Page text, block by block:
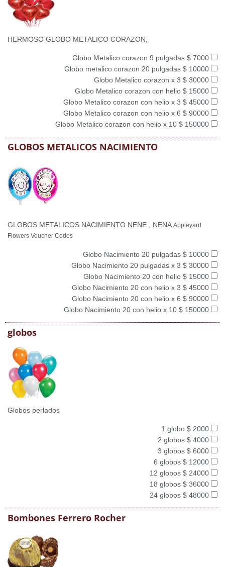
HERMOSO GLOBO METALICO CORAZON,
Globo Metalico corazon 9 pulgadas $ 7000
Globo metalico corazon 20 pulgadas $ 10000
Globo Metalico corazon x 3 $ 30000
Globo Metalico corazon con helio $ 15000
Globo Metalico corazon con helio x 3 $ 45000
Globo Metalico corazon con helio x 6 $ 90000
Globo Metalico corazon con helio x 10 $ 150000
GLOBOS METALICOS NACIMIENTO
GLOBOS METALICOS NACIMIENTO NENE , NENA Appleyard
Flowers Voucher Codes
Globo Nacimiento 20 pulgadas $ 10000
Globo Nacimiento 20 pulgadas x 3 $ 30000
Globo Nacimiento 20 con helio $ 15000
Globo Nacimiento 20 con helio x 3 $ 45000
Globo Nacimiento 20 con helio x 6 $ 90000
Globo Nacimiento 20 con helio x 10 $ 150000
globos
Globos perlados
1 globo $ 2000
2 globos $ 4000
3 globos $ 6000
6 globos $ 12000
12 globos $ 24000
18 globos $ 36000
24 globos $ 48000
Bombones Ferrero Rocher